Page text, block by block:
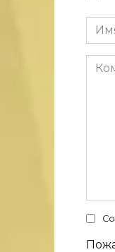
Имя